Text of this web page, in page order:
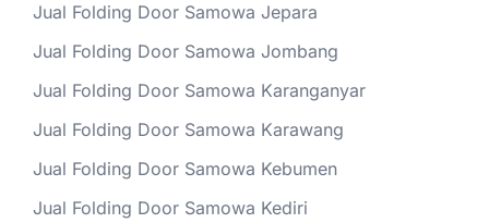
Jual Folding Door Samowa Jepara
Jual Folding Door Samowa Jombang
Jual Folding Door Samowa Karanganyar
Jual Folding Door Samowa Karawang
Jual Folding Door Samowa Kebumen
Jual Folding Door Samowa Kediri